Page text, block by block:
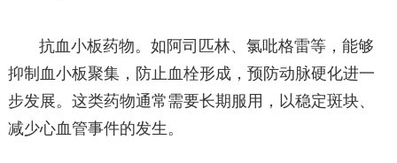
抗血小板药物。如阿司匹林、氯吡格雷等，能够
抑制血小板聚集，防止血栓形成，预防动脉硬化进一
步发展。这类药物通常需要长期服用，以稳定斑块、
减少心血管事件的发生。